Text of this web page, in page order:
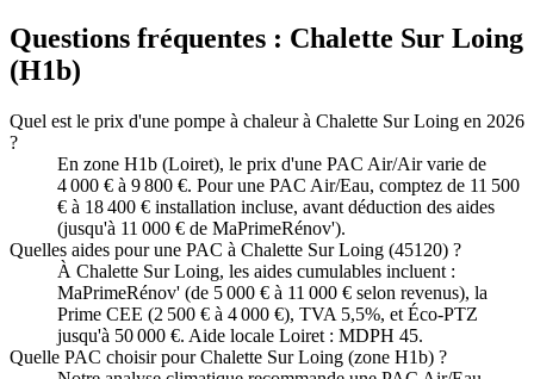
Questions fréquentes : Chalette Sur Loing
(H1b)
Quel est le prix d'une pompe à chaleur à Chalette Sur Loing en 2026
?
En zone H1b (Loiret), le prix d'une PAC Air/Air varie de
4 000 € à 9 800 €. Pour une PAC Air/Eau, comptez de 11 500
€ à 18 400 € installation incluse, avant déduction des aides
(jusqu'à 11 000 € de MaPrimeRénov').
Quelles aides pour une PAC à Chalette Sur Loing (45120) ?
À Chalette Sur Loing, les aides cumulables incluent :
MaPrimeRénov' (de 5 000 € à 11 000 € selon revenus), la
Prime CEE (2 500 € à 4 000 €), TVA 5,5%, et Éco-PTZ
jusqu'à 50 000 €. Aide locale Loiret : MDPH 45.
Quelle PAC choisir pour Chalette Sur Loing (zone H1b) ?